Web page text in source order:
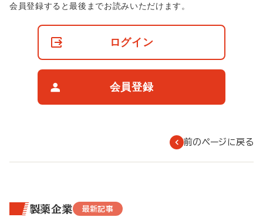
非
会員登録すると最後までお読みいただけます。
ログイン
会員登録
前のページに戻る
製薬企業 最新記事